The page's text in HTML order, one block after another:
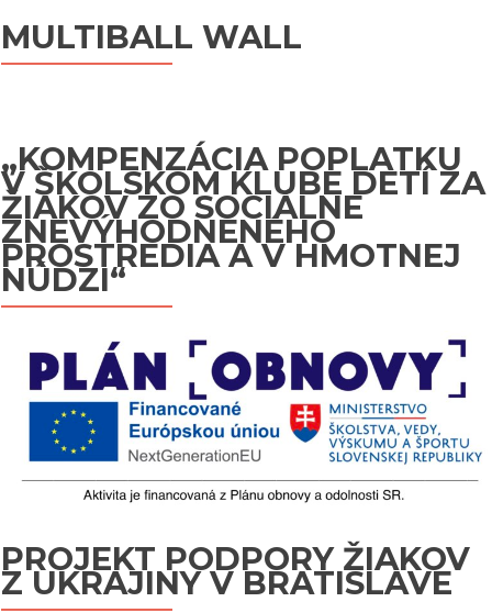
MULTIBALL WALL
„KOMPENZÁCIA POPLATKU
V ŠKOLSKOM KLUBE DETÍ ZA
ŽIAKOV ZO SOCIÁLNE
ZNEVÝHODNENÉHO
PROSTREDIA A V HMOTNEJ
NÚDZI“
PROJEKT PODPORY ŽIAKOV
Z UKRAJINY V BRATISLAVE